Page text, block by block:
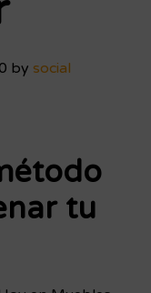
by social
tu